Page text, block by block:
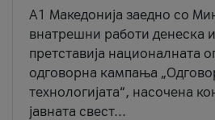
A1 Македонија заедно со
внатрешни работи денеска
претставија националната
одговорна кампања
технологијата“, насочена
јавната свест...